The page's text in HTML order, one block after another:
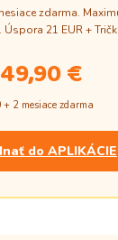
zdarma.
Úspora 21 EUR +
49,90 €
+ 2 mesiace zdarma
do APLIKÁCIE